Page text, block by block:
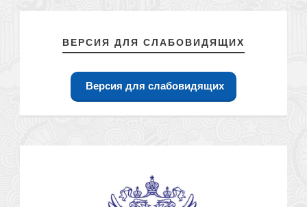
ВЕРСИЯ ДЛЯ СЛАБОВИДЯЩИХ
Версия для слабовидящих